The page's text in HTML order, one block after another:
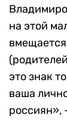
на этой
это знак
ваша
россиян»,